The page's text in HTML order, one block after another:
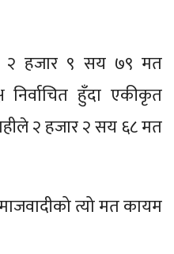
हजार ९ सय ७९ मत
निर्वाचित हुँदा एकीकृत
२ हजार २ सय ६८ मत
त्यो मत कायम